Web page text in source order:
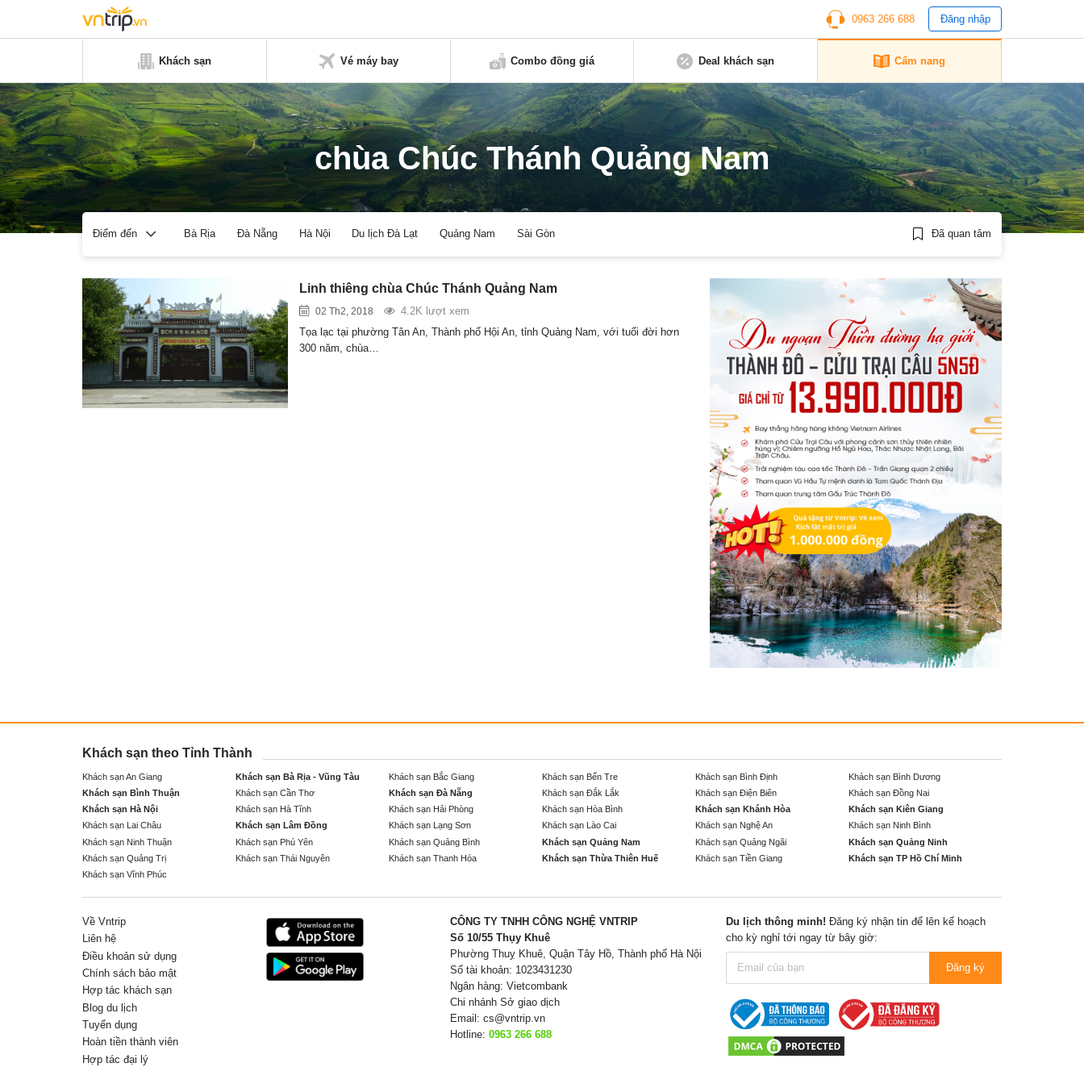
0963 266 688 Đăng nhập
Khách sạn Vé máy bay Combo đồng giá Deal khách sạn Cẩm nang
chùa Chúc Thánh Quảng Nam
Điểm đến Bà Rịa Đà Nẵng Hà Nội Du lịch Đà Lạt Quảng Nam Sài Gòn Đã quan tâm
Linh thiêng chùa Chúc Thánh Quảng Nam
02 Th2, 2018
4.2K lượt xem
Tọa lạc tại phường Tân An, Thành phố Hội An, tỉnh Quảng Nam, với tuổi đời hơn
300 năm, chùa…
Khách sạn theo Tỉnh Thành
Khách sạn An Giang Khách sạn Bà Rịa - Vũng Tàu Khách sạn Bắc Giang Khách sạn Bến Tre Khách sạn Bình Định
Khách sạn Bình Dương
Khách sạn Bình Thuận
Khách sạn Cần Thơ Khách sạn Đà Nẵng Khách sạn Đắk Lắk Khách sạn Điện Biên
Khách sạn Đồng Nai
Khách sạn Hà Nội
Khách sạn Hà Tĩnh Khách sạn Hải Phòng Khách sạn Hòa Bình Khách sạn Khánh Hòa
Khách sạn Kiên Giang
Khách sạn Lai Châu
Khách sạn Lâm Đồng Khách sạn Lạng Sơn Khách sạn Lào Cai Khách sạn Nghệ An
Khách sạn Ninh Bình
Khách sạn Ninh Thuận
Khách sạn Phú Yên Khách sạn Quảng Bình Khách sạn Quảng Nam Khách sạn Quảng Ngãi
Khách sạn Quảng Ninh
Khách sạn Quảng Trị
Khách sạn Thái Nguyên Khách sạn Thanh Hóa Khách sạn Thừa Thiên Huế Khách sạn Tiền Giang
Khách sạn TP Hồ Chí Minh
Khách sạn Vĩnh Phúc
Về Vntrip
Liên hệ
Điều khoản sử dụng
Chính sách bảo mật
Hợp tác khách sạn
Blog du lịch
Tuyển dụng
Hoàn tiền thành viên
Hợp tác đại lý
CÔNG TY TNHH CÔNG NGHỆ VNTRIP
Số 10/55 Thụy Khuê
Phường Thuỵ Khuê, Quận Tây Hồ, Thành phố Hà Nội
Số tài khoản: 1023431230
Ngân hàng: Vietcombank
Chi nhánh Sở giao dịch
Email: cs@vntrip.vn
Hotline: 0963 266 688
Du lịch thông minh! Đăng ký nhận tin để lên kế hoạch
cho kỳ nghỉ tới ngay từ bây giờ:
Đăng ký